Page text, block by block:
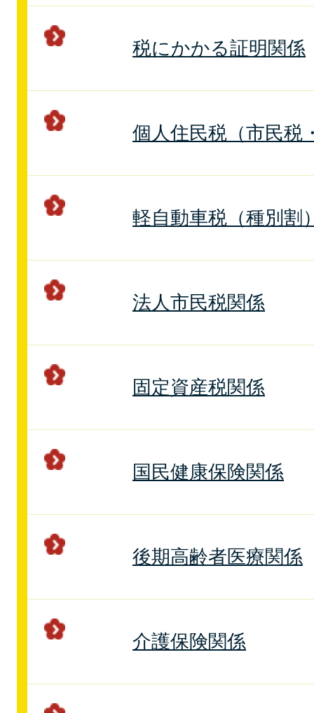
税にかかる証明関係
個人住民税（市民税
軽自動車税（種別割
法人市民税関係
固定資産税関係
国民健康保険関係
後期高齢者医療関係
介護保険関係